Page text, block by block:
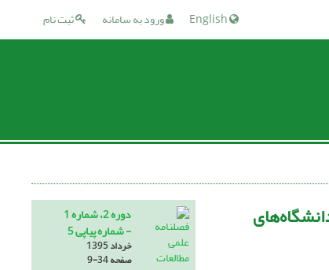
ثبت نام ورود به سامانه
دوره 2، شماره 1
- شماره پیاپی 5
خرداد 1395
صفحه9-34